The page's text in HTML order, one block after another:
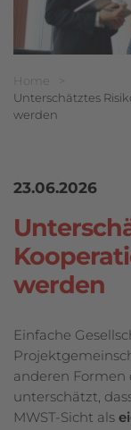
Sie befinden sich
Home
Unterschätztes
werden
23.06.2026
werden
Einfache
anderen
unterschätzt,
MWST-Sicht als